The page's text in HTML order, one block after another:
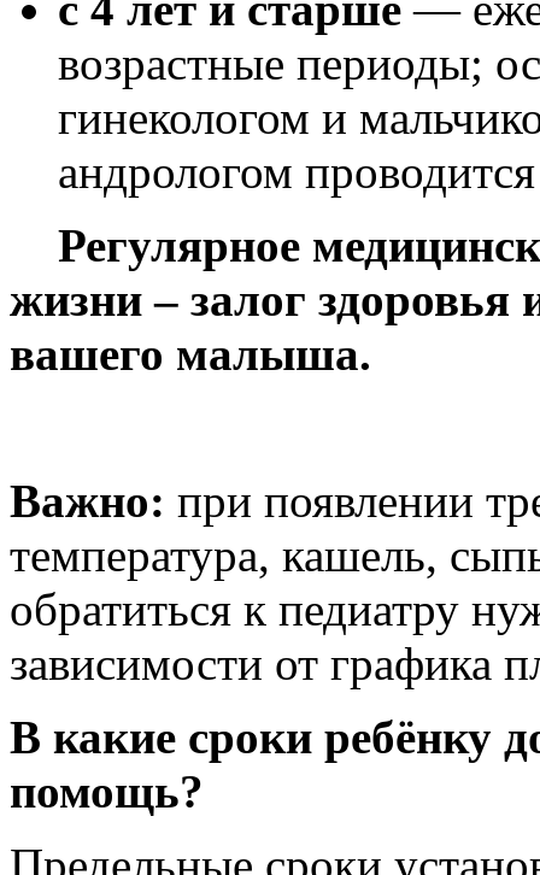
возрастные периоды;
гинекологом и
андрологом
Регулярное
жизни – залог здоровья
вашего малыша.
Важно: при появлении
температура, кашель,
обратиться к педиатру
зависимости от графика
В какие сроки ребёнку
помощь?